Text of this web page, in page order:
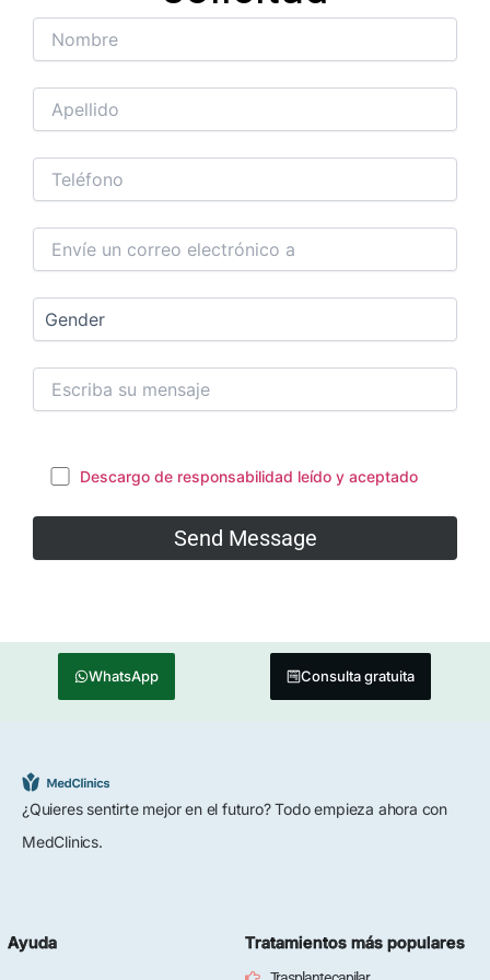
Descargo de responsabilidad leído y aceptado
WhatsApp Consulta gratuita
¿Quieres sentirte mejor en el futuro? Todo empieza ahora con
MedClinics.
Ayuda Tratamientos más populares